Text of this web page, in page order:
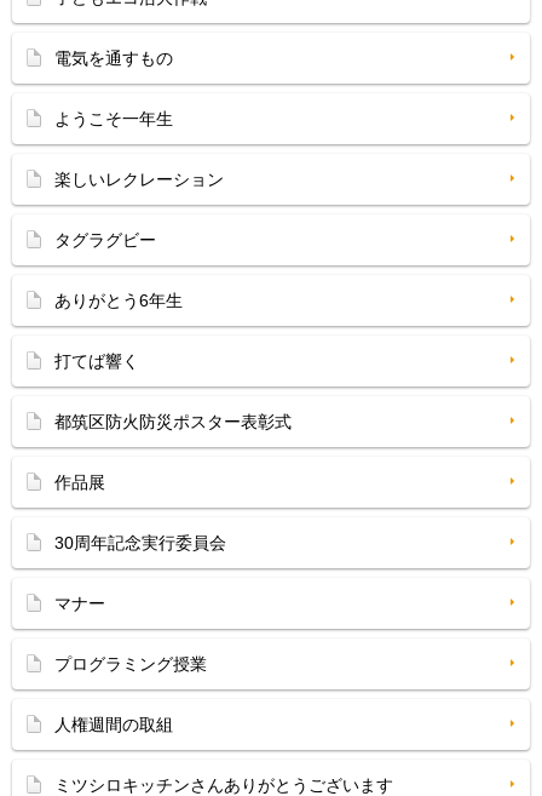
電気を通すもの
ようこそ一年生
楽しいレクレーション
タグラグビー
ありがとう6年生
打てば響く
都筑区防火防災ポスター表彰式
作品展
30周年記念実行委員会
マナー
プログラミング授業
人権週間の取組
ミツシロキッチンさんありがとうございます